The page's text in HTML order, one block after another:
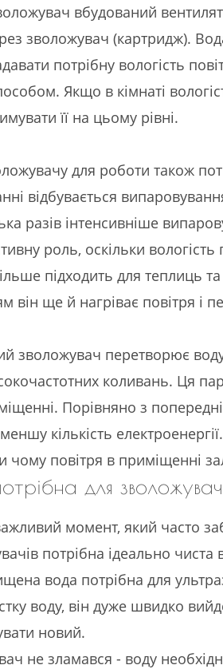
вбудований
зволожувач (картридж).
потрібну вологість
Якщо в кімнаті
її на цьому рівні.
для роботи також
відбувається
разів інтенсивніше
роль, оскільки
підходить для теплиць
він ще й нагріває повітря
зволожувач перетворює
коливань. Ця
Порівняно з
кількість
чому повітря в приміщенні
для
момент, який часто
потрібна ідеально чиста
вода потрібна для
воду, він дуже швидко
новий.
не зламався - воду